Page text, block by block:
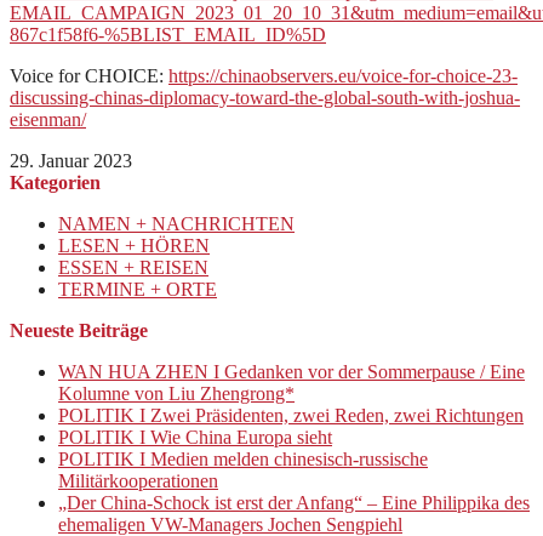
867c1f58f6-%5BLIST_EMAIL_ID%5D
Voice for CHOICE: https://chinaobservers.eu/voice-for-choice-23-
discussing-chinas-diplomacy-toward-the-global-south-with-joshua-
eisenman/
29. Januar 2023
Kategorien
NAMEN + NACHRICHTEN
LESEN + HÖREN
ESSEN + REISEN
TERMINE + ORTE
Neueste Beiträge
WAN HUA ZHEN I Gedanken vor der Sommerpause / Eine
Kolumne von Liu Zhengrong*
POLITIK I Zwei Präsidenten, zwei Reden, zwei Richtungen
POLITIK I Wie China Europa sieht
POLITIK I Medien melden chinesisch-russische
Militärkooperationen
„Der China-Schock ist erst der Anfang“ – Eine Philippika des
ehemaligen VW-Managers Jochen Sengpiehl